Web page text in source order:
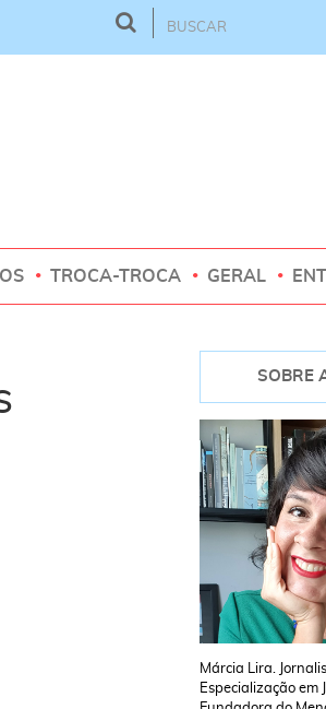
TROCA-TROCA GERAL
SOBRE
Márcia Lira.
Especialização em